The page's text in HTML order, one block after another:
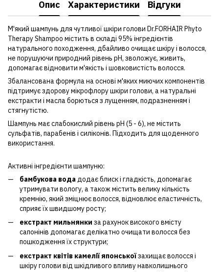
Опис Характеристики Відгуки
М'який шампунь для чутливої ​​шкіри голови Dr.FORHAIR Phyto
Therapy Shampoo містить в складі 95% інгредієнтів
натурального походження, дбайливо очищає шкіру і волосся,
не порушуючи природний рівень pH, зволожує, живить,
допомагає відновити м'якість і шовковистість волосся.
Збалансована формула на основі м'яких миючих компонентів
підтримує здорову мікрофлору шкіри голови, а натуральні
екстракти і масла борються з лущенням, подразненням і
стягнутістю.
Шампунь має слабокислий рівень pH (5 - 6), не містить
сульфатів, парабенів і силіконів. Підходить для щоденного
використання.
Активні інгредієнти шампуню:
бамбукова вода додає блиск і гладкість, допомагає
утримувати вологу, а також містить велику кількість
кремнію, який зміцнює волосся, відновлює еластичність,
сприяє їх швидшому росту;
екстракт мильнянки за рахунок високого вмісту
сапонінів допомагає делікатно очищати волосся без
пошкодження їх структури;
екстракт квітів камелії японськоїзахищає волосся і
шкіру голови від шкідливого впливу навколишнього